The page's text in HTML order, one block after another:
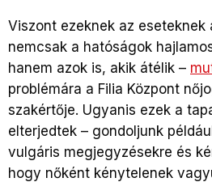
Viszont ezeknek az eseteknek
nemcsak a hatóságok
hanem azok is, akik átélik –
problémára a Filia Központ
szakértője. Ugyanis ezek a
elterjedtek – gondoljunk
vulgáris megjegyzésekre és
hogy nőként kénytelenek